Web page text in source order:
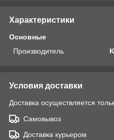
Характеристики
Основные
Производитель
Условия доставки
Доставка осуществляется
Самовывоз
Доставка курьером